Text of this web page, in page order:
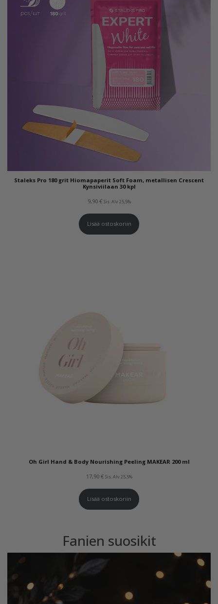
Staleks Pro 180 grit Hiomapaperit Soft Foam, metallisen Crescent
Kynsiviilaan 30 kpl
9,90 € Sis. Alv 25,5%
Lisää ostoskoriin
Oh Girl Hand & Body Nourishing Peeling MAKEAR 200 ml
17,90 € Sis. Alv 25,5%
Lisää ostoskoriin
Fanien suosikit